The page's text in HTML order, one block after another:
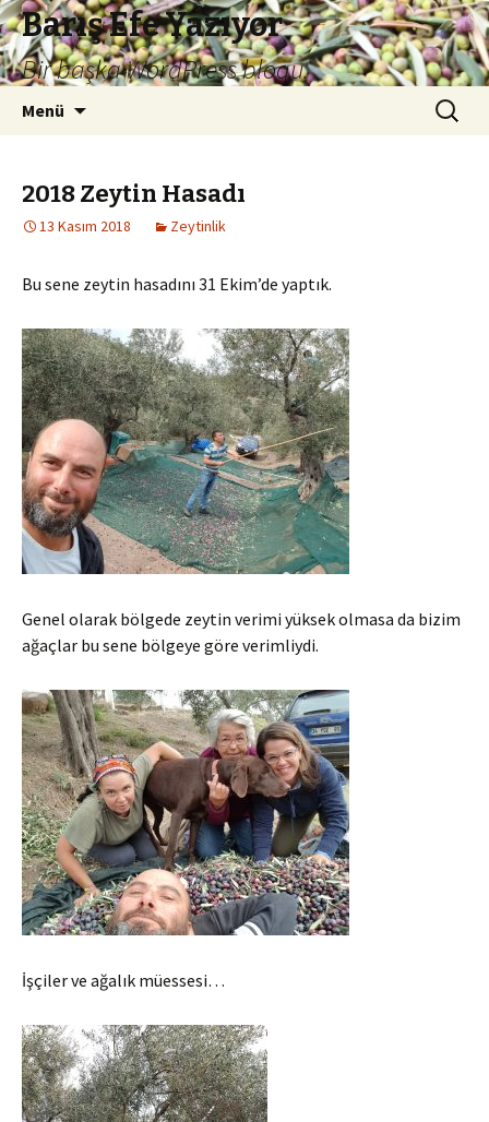
Barış Efe Yazıyor
Bir başka WordPress blogu.
Menü Arama:
2018 Zeytin Hasadı
13 Kasım 2018 Zeytinlik
Bu sene zeytin hasadını 31 Ekim’de yaptık.
Genel olarak bölgede zeytin verimi yüksek olmasa da bizim
ağaçlar bu sene bölgeye göre verimliydi.
İşçiler ve ağalık müessesi…